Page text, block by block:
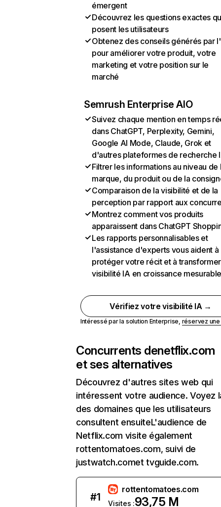
émergent
Découvrez les questions exactes
posent les utilisateurs
Obtenez des conseils générés par
pour améliorer votre produit, votre
marketing et votre position sur le
marché
Semrush Enterprise AIO
Suivez chaque mention en temps
dans ChatGPT, Perplexity, Gemini,
Google AI Mode, Claude, Grok et
d'autres plateformes de recherche
Filtrer les informations au niveau de
marque, du produit ou de la
Comparaison de la visibilité et de la
perception par rapport aux
Montrez comment vos produits
apparaissent dans ChatGPT
Les rapports personnalisables et
l'assistance d'experts vous aident à
protéger votre récit et à
visibilité IA en croissance
Vérifiez votre visibilité IA →
Intéressé par la solution Enterprise, réservez
Concurrents denetflix.com
et ses alternatives
Découvrez d'autres sites web qui
intéressent votre audience. Voyez
des domaines que les utilisateurs
consultent ensuiteL'audience de
Netflix.com visite également
rottentomatoes.com, suivi de
justwatch.comet tvguide.com.
#1
rottentomatoes.com
Visites :93,75 M